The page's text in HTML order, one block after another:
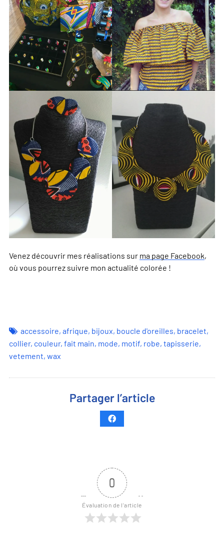
Venez découvrir mes réalisations sur ma page Facebook,
où vous pourrez suivre mon actualité colorée !
accessoire,afrique, bijoux, boucle d'oreilles, bracelet,
collier, couleur, fait main, mode, motif, robe, tapisserie,
vetement, wax
Partager l’article
0
Évaluation de l'article